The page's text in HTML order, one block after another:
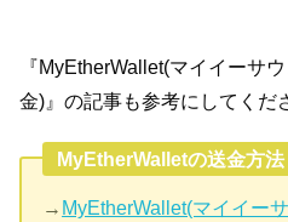
『MyEtherWallet(マイイーサ
金)』の記事も参考にしてくだ
MyEtherWalletの送金方法
→ MyEtherWallet(マイイー